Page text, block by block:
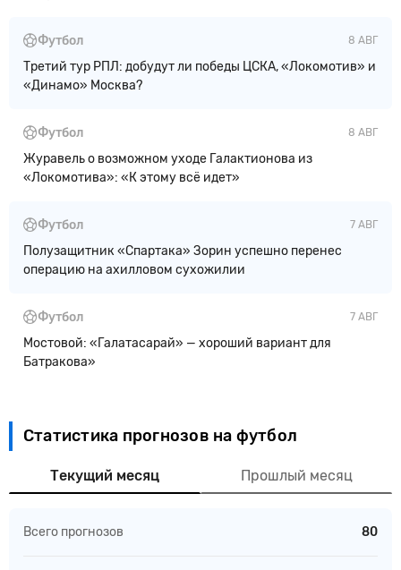
8 АВГ
Футбол
Третий тур РПЛ: добудут ли победы ЦСКА, «Локомотив» и
«Динамо» Москва?
8 АВГ
Футбол
Журавель о возможном уходе Галактионова из
«Локомотива»: «К этому всё идет»
7 АВГ
Футбол
Полузащитник «Спартака» Зорин успешно перенес
операцию на ахилловом сухожилии
7 АВГ
Футбол
Мостовой: «Галатасарай» — хороший вариант для
Батракова»
Статистика прогнозов на футбол
Текущий месяц Прошлый месяц
Всего прогнозов 80